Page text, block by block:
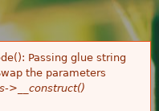
Passing glue string
the parameters
>__construct()